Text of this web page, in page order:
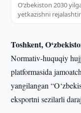
O‘zbekiston 2030
yetkazishni
Toshkent,
Normativ-huquqiy
platformasida
yangilangan
eksportni sezilarli